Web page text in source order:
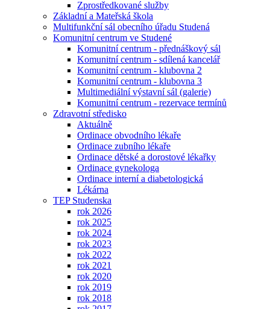
Zprostředkované služby
Základní a Mateřská škola
Multifunkční sál obecního úřadu Studená
Komunitní centrum ve Studené
Komunitní centrum - přednáškový sál
Komunitní centrum - sdílená kancelář
Komunitní centrum - klubovna 2
Komunitní centrum - klubovna 3
Multimediální výstavní sál (galerie)
Komunitní centrum - rezervace termínů
Zdravotní středisko
Aktuálně
Ordinace obvodního lékaře
Ordinace zubního lékaře
Ordinace dětské a dorostové lékařky
Ordinace gynekologa
Ordinace interní a diabetologická
Lékárna
TEP Studenska
rok 2026
rok 2025
rok 2024
rok 2023
rok 2022
rok 2021
rok 2020
rok 2019
rok 2018